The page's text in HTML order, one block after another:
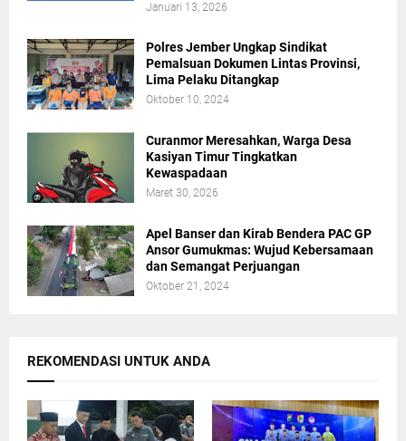
Januari 13, 2026
Polres Jember Ungkap Sindikat
Pemalsuan Dokumen Lintas Provinsi,
Lima Pelaku Ditangkap
Oktober 10, 2024
Curanmor Meresahkan, Warga Desa
Kasiyan Timur Tingkatkan
Kewaspadaan
Maret 30, 2026
Apel Banser dan Kirab Bendera PAC GP
Ansor Gumukmas: Wujud Kebersamaan
dan Semangat Perjuangan
Oktober 21, 2024
REKOMENDASI UNTUK ANDA